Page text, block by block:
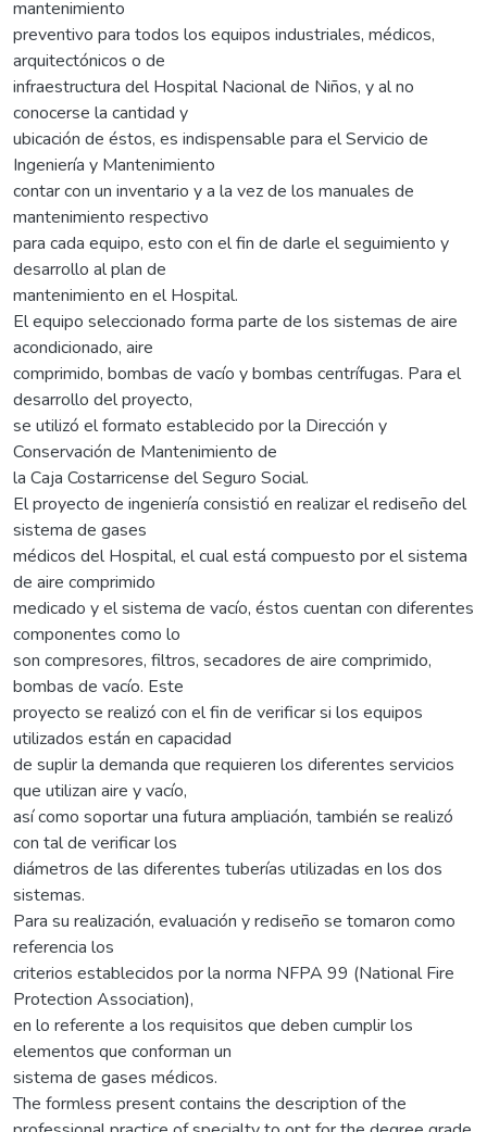
mantenimiento
preventivo para todos los equipos industriales, médicos,
arquitectónicos o de
infraestructura del Hospital Nacional de Niños, y al no
conocerse la cantidad y
ubicación de éstos, es indispensable para el Servicio de
Ingeniería y Mantenimiento
contar con un inventario y a la vez de los manuales de
mantenimiento respectivo
para cada equipo, esto con el fin de darle el seguimiento y
desarrollo al plan de
mantenimiento en el Hospital.
El equipo seleccionado forma parte de los sistemas de aire
acondicionado, aire
comprimido, bombas de vacío y bombas centrífugas. Para el
desarrollo del proyecto,
se utilizó el formato establecido por la Dirección y
Conservación de Mantenimiento de
la Caja Costarricense del Seguro Social.
El proyecto de ingeniería consistió en realizar el rediseño del
sistema de gases
médicos del Hospital, el cual está compuesto por el sistema
de aire comprimido
medicado y el sistema de vacío, éstos cuentan con diferentes
componentes como lo
son compresores, filtros, secadores de aire comprimido,
bombas de vacío. Este
proyecto se realizó con el fin de verificar si los equipos
utilizados están en capacidad
de suplir la demanda que requieren los diferentes servicios
que utilizan aire y vacío,
así como soportar una futura ampliación, también se realizó
con tal de verificar los
diámetros de las diferentes tuberías utilizadas en los dos
sistemas.
Para su realización, evaluación y rediseño se tomaron como
referencia los
criterios establecidos por la norma NFPA 99 (National Fire
Protection Association),
en lo referente a los requisitos que deben cumplir los
elementos que conforman un
sistema de gases médicos.
The formless present contains the description of the